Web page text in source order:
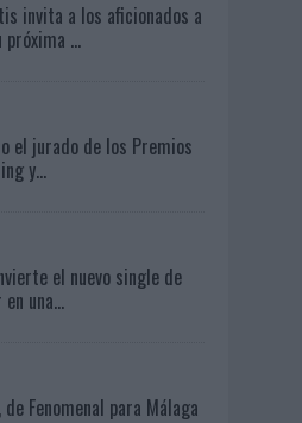
invita a los aficionados a
...
el jurado de los Premios
y...
el nuevo single de
una...
de Fenomenal para Málaga